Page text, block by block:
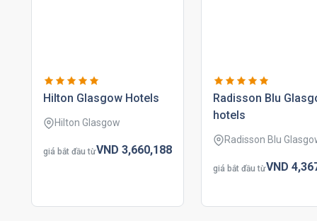
hilton glasgow hotels
Hilton Glasgow
giá bắt đầu từVND 3,660,188
radisson blu
hotels
Radisson Blu
giá bắt đầu từVND